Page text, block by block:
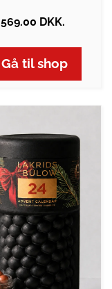
569.00 DKK.
Gå til shop